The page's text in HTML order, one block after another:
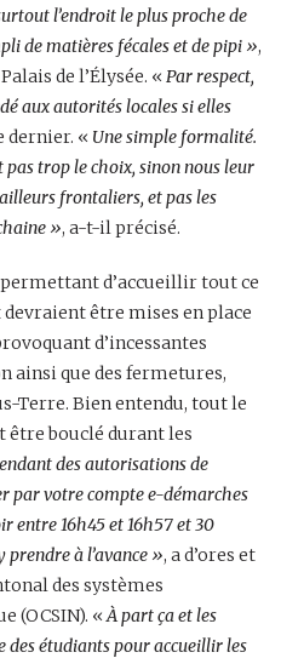
l’endroit le plus proche de
de matières fécales et de pipi »,
de l’Élysée. «Par respect,
aux autorités locales si elles
dernier. « Une simple formalité.
pas trop le choix, sinon nous leur
frontaliers, et pas les
», a-t-il précisé.
d’accueillir tout ce
être mises en place
d’incessantes
ainsi que des fermetures,
Terre. Bien entendu, tout le
être bouclé durant les
des autorisations de
par votre compte e-démarches
entre 16h45 et 16h57 et 30
prendre à l’avance », a d’ores et
des systèmes
(OCSIN). «À part ça et les
des étudiants pour accueillir les